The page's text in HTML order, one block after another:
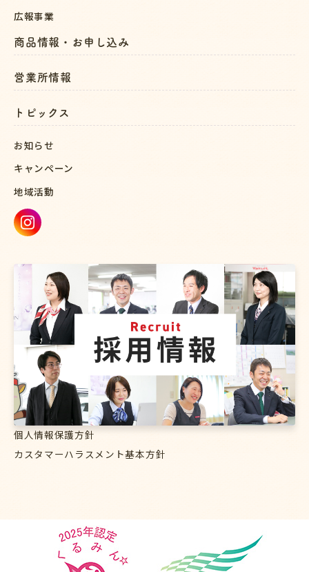
広報事業
商品情報・お申し込み
営業所情報
トピックス
お知らせ
キャンペーン
地域活動
個人情報保護方針
カスタマーハラスメント基本方針